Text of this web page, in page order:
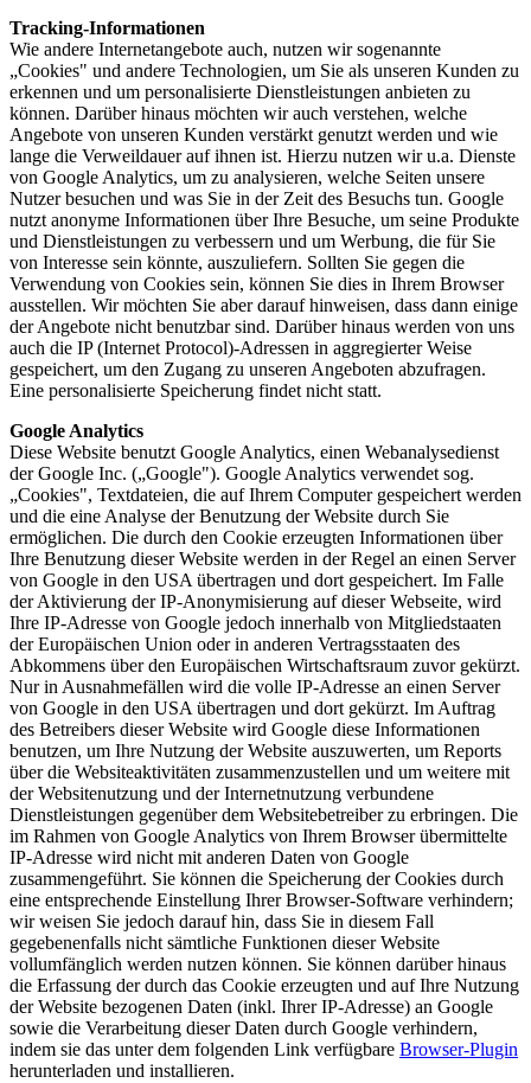
Tracking-Informationen
Wie andere Internetangebote auch, nutzen wir sogenannte
„Cookies" und andere Technologien, um Sie als unseren Kunden zu
erkennen und um personalisierte Dienstleistungen anbieten zu
können. Darüber hinaus möchten wir auch verstehen, welche
Angebote von unseren Kunden verstärkt genutzt werden und wie
lange die Verweildauer auf ihnen ist. Hierzu nutzen wir u.a. Dienste
von Google Analytics, um zu analysieren, welche Seiten unsere
Nutzer besuchen und was Sie in der Zeit des Besuchs tun. Google
nutzt anonyme Informationen über Ihre Besuche, um seine Produkte
und Dienstleistungen zu verbessern und um Werbung, die für Sie
von Interesse sein könnte, auszuliefern. Sollten Sie gegen die
Verwendung von Cookies sein, können Sie dies in Ihrem Browser
ausstellen. Wir möchten Sie aber darauf hinweisen, dass dann einige
der Angebote nicht benutzbar sind. Darüber hinaus werden von uns
auch die IP (Internet Protocol)-Adressen in aggregierter Weise
gespeichert, um den Zugang zu unseren Angeboten abzufragen.
Eine personalisierte Speicherung findet nicht statt.
Google Analytics
Diese Website benutzt Google Analytics, einen Webanalysedienst
der Google Inc. („Google"). Google Analytics verwendet sog.
„Cookies", Textdateien, die auf Ihrem Computer gespeichert werden
und die eine Analyse der Benutzung der Website durch Sie
ermöglichen. Die durch den Cookie erzeugten Informationen über
Ihre Benutzung dieser Website werden in der Regel an einen Server
von Google in den USA übertragen und dort gespeichert. Im Falle
der Aktivierung der IP-Anonymisierung auf dieser Webseite, wird
Ihre IP-Adresse von Google jedoch innerhalb von Mitgliedstaaten
der Europäischen Union oder in anderen Vertragsstaaten des
Abkommens über den Europäischen Wirtschaftsraum zuvor gekürzt.
Nur in Ausnahmefällen wird die volle IP-Adresse an einen Server
von Google in den USA übertragen und dort gekürzt. Im Auftrag
des Betreibers dieser Website wird Google diese Informationen
benutzen, um Ihre Nutzung der Website auszuwerten, um Reports
über die Websiteaktivitäten zusammenzustellen und um weitere mit
der Websitenutzung und der Internetnutzung verbundene
Dienstleistungen gegenüber dem Websitebetreiber zu erbringen. Die
im Rahmen von Google Analytics von Ihrem Browser übermittelte
IP-Adresse wird nicht mit anderen Daten von Google
zusammengeführt. Sie können die Speicherung der Cookies durch
eine entsprechende Einstellung Ihrer Browser-Software verhindern;
wir weisen Sie jedoch darauf hin, dass Sie in diesem Fall
gegebenenfalls nicht sämtliche Funktionen dieser Website
vollumfänglich werden nutzen können. Sie können darüber hinaus
die Erfassung der durch das Cookie erzeugten und auf Ihre Nutzung
der Website bezogenen Daten (inkl. Ihrer IP-Adresse) an Google
sowie die Verarbeitung dieser Daten durch Google verhindern,
indem sie das unter dem folgenden Link verfügbare Browser-Plugin
herunterladen und installieren.